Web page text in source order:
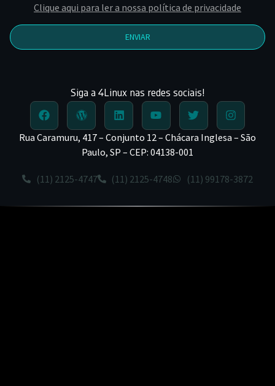
Clique aqui para ler a nossa política de privacidade
ENVIAR
Siga a 4Linux nas redes sociais!
Rua Caramuru, 417 – Conjunto 12 – Chácara Inglesa – São
Paulo, SP – CEP: 04138-001
(11) 2125-4747 (11) 2125-4748 (11) 99178-3872